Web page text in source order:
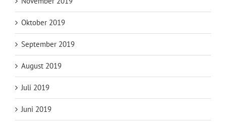
Oktober 2019
September 2019
August 2019
Juli 2019
Juni 2019